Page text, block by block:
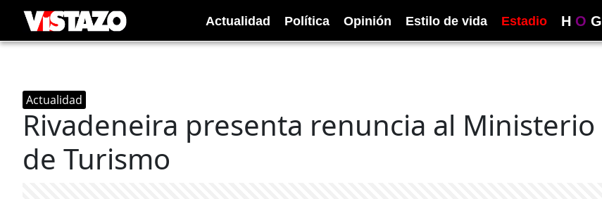
Actualidad Política Opinión Estilo de vida Estadio H O G
Actualidad
Rivadeneira presenta renuncia al Ministerio
de Turismo